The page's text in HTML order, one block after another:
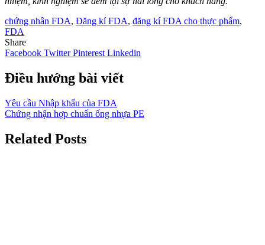
chứng nhân FDA, Đăng kí FDA, đăng kí FDA cho thực phẩm,
FDA
Share
Facebook TwitterPinterest Linkedin
Điều hướng bài viết
Yêu cầu Nhập khẩu của FDA
Chứng nhận hợp chuẩn ống nhựa PE
Related Posts